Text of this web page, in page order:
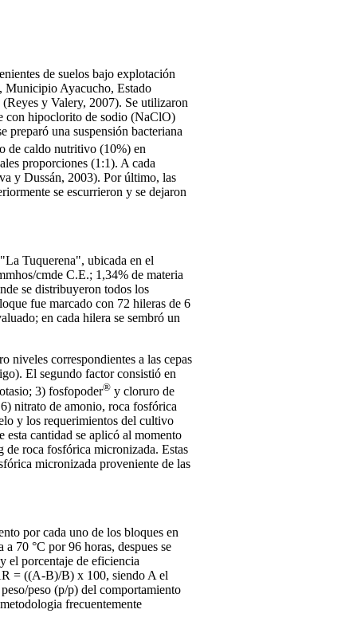
de suelos bajo explotación
Municipio Ayacucho, Estado
y Valery, 2007). Se utilizaron
con hipoclorito de sodio (NaClO)
preparó una suspensión bacteriana
de caldo nutritivo (10%) en
proporciones (1:1). A cada
y Dussán, 2003). Por último, las
se escurrieron y se dejaron
Tuquerena", ubicada en el
cmde C.E.; 1,34% de materia
se distribuyeron todos los
fue marcado con 72 hileras de 6
en cada hilera se sembró un
niveles correspondientes a las cepas
El segundo factor consistió en
3) fosfopoder® y cloruro de
nitrato de amonio, roca fosfórica
y los requerimientos del cultivo
esta cantidad se aplicó al momento
de roca fosfórica micronizada. Estas
micronizada proveniente de las
por cada uno de los bloques en
70 °C por 96 horas, despues se
el porcentaje de eficiencia
= ((A-B)/B) x 100, siendo A el
peso (p/p) del comportamiento
frecuentemente